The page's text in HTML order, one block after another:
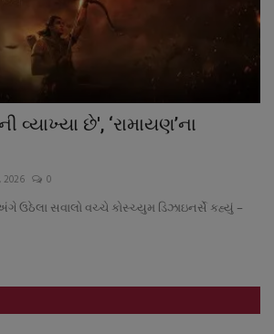
વ્યાખ્યા છે', ‘રામાયણ’ના
2026 0
ઉઠેલા સવાલો વચ્ચે કોસ્ચ્યુમ ડિઝાઇનર્સે કહ્યું –